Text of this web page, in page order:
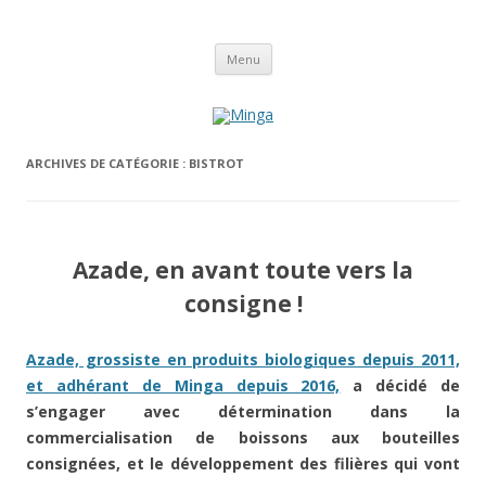
Menu Aller
contenu
ARCHIVES DE CATÉGORIE : BISTROT
Azade, en avant toute vers la
consigne !
Azade, grossiste en produits biologiques depuis 2011,
et adhérant de Minga depuis 2016, a décidé de
s’engager avec détermination dans la
commercialisation de boissons aux bouteilles
consignées, et le développement des filières qui vont